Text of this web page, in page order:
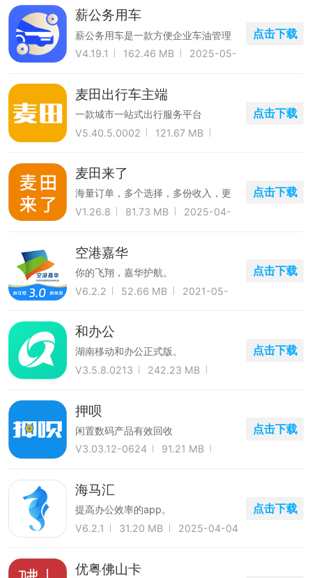
薪公务用车
薪公务用车是一款方便企业车油管理
和报销的软件
V4.19.1 162.46 MB
2025-05-
点击下载
麦田出行车主端
一款城市一站式出行服务平台
V5.40.5.0002
121.67 MB
点击下载
麦田来了
海量订单，多个选择，多份收入，更
多长单，单单稳赚。
V1.26.8 81.73 MB
2025-04-
点击下载
空港嘉华
你的飞翔，嘉华护航。
V6.2.2
52.66 MB
2021-05-
点击下载
和办公
湖南移动和办公正式版。
V3.5.8.0213
242.23 MB
点击下载
押呗
闲置数码产品有效回收
V3.03.12-0624
91.21 MB
点击下载
海马汇
提高办公效率的app。
V6.2.1
31.20 MB 2025-04-04
点击下载
优粤佛山卡